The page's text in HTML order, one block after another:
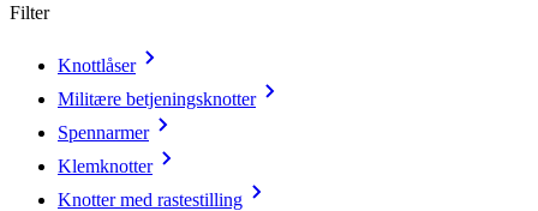
Filter
Knottlåser
Militære betjeningsknotter
Spennarmer
Klemknotter
Knotter med rastestilling